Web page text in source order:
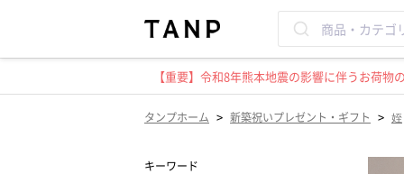
【重要】令和8年熊本地震の影響に伴うお荷
タンプホーム > 新築祝いプレゼント・ギフト > 姪
キーワード